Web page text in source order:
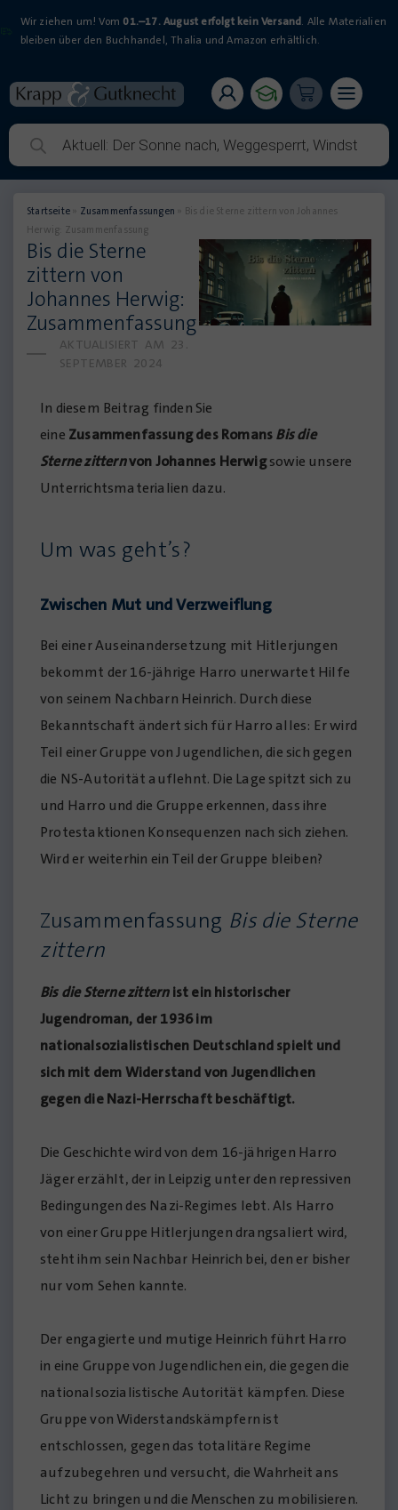
Wir ziehen um! Vom 01.–17. August erfolgt kein Versand. Alle Materialien
bleiben über den Buchhandel, Thalia und Amazon erhältlich.
Startseite » Zusammenfassungen » Bis die Sterne zittern von Johannes
Herwig: Zusammenfassung
Bis die Sterne
zittern von
Johannes Herwig:
Zusammenfassung
AKTUALISIERT AM 23.
SEPTEMBER 2024
In diesem Beitrag finden Sie
eine Zusammenfassung des RomansBis die
Sterne zitternvon Johannes Herwigsowie unsere
Unterrichtsmaterialien dazu.
Um was geht’s?
Zwischen Mut und Verzweiflung
Bei einer Auseinandersetzung mit Hitlerjungen
bekommt der 16-jährige Harro unerwartet Hilfe
von seinem Nachbarn Heinrich. Durch diese
Bekanntschaft ändert sich für Harro alles: Er wird
Teil einer Gruppe von Jugendlichen, die sich gegen
die NS-Autorität auflehnt. Die Lage spitzt sich zu
und Harro und die Gruppe erkennen, dass ihre
Protestaktionen Konsequenzen nach sich ziehen.
Wird er weiterhin ein Teil der Gruppe bleiben?
Zusammenfassung Bis die Sterne
zittern
Bis die Sterne zitternist ein historischer
Jugendroman, der 1936 im
nationalsozialistischen Deutschland spielt und
sich mit dem Widerstand von Jugendlichen
gegen die Nazi-Herrschaft beschäftigt.
Die Geschichte wird von dem 16-jährigen Harro
Jäger erzählt, der in Leipzig unter den repressiven
Bedingungen des Nazi-Regimes lebt. Als Harro
von einer Gruppe Hitlerjungen drangsaliert wird,
steht ihm sein Nachbar Heinrich bei, den er bisher
nur vom Sehen kannte.
Der engagierte und mutige Heinrich führt Harro
in eine Gruppe von Jugendlichen ein, die gegen die
nationalsozialistische Autorität kämpfen. Diese
Gruppe von Widerstandskämpfern ist
entschlossen, gegen das totalitäre Regime
aufzubegehren und versucht, die Wahrheit ans
Licht zu bringen und die Menschen zu mobilisieren.